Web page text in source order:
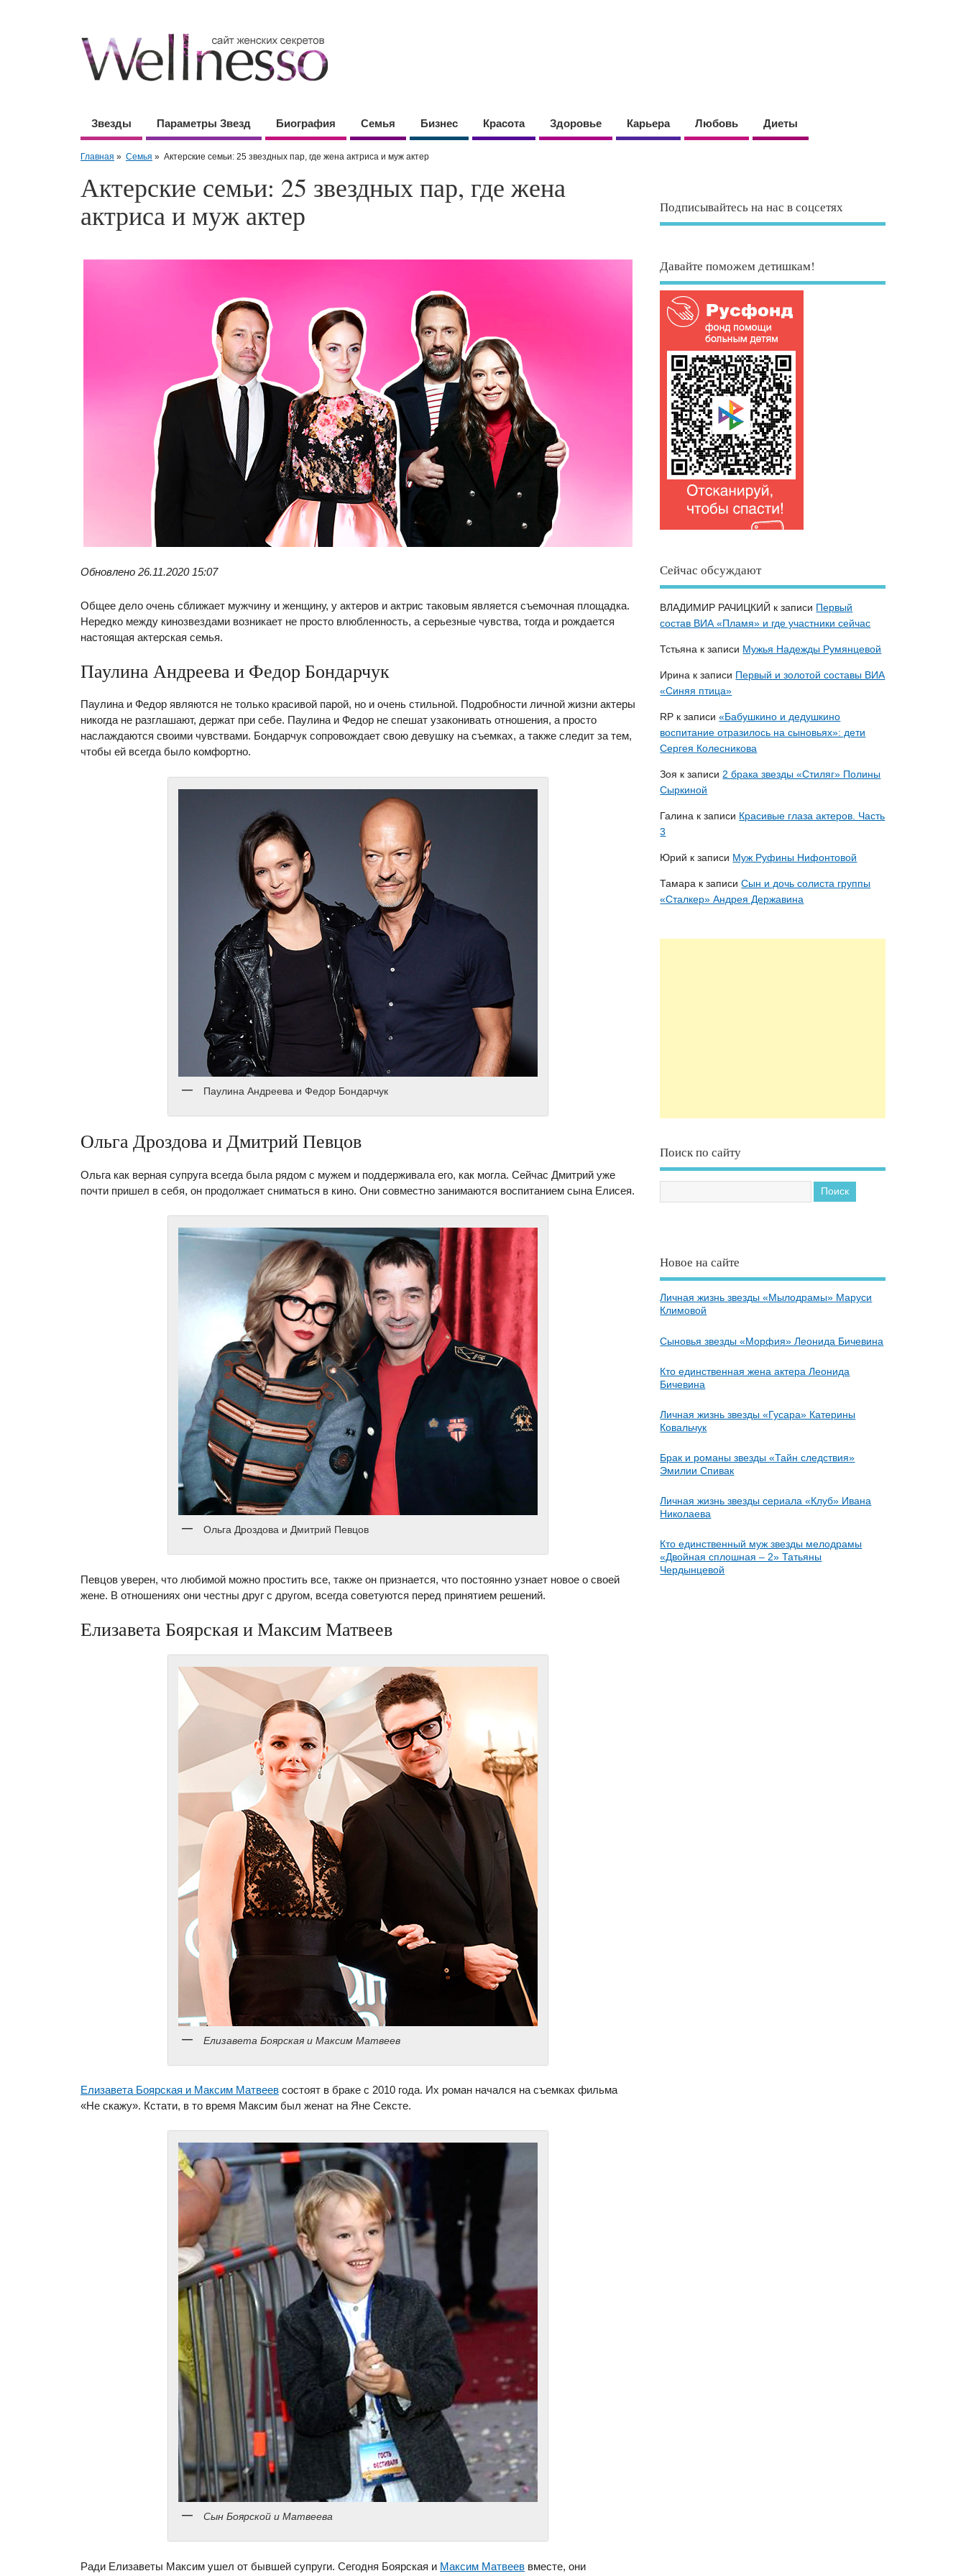
Звезды Параметры Звезд Биография Семья Бизнес Красота Здоровье Карьера Любовь Диеты
Главная » Семья » Актерские семьи: 25 звездных пар, где жена актриса и муж актер
Актерские семьи: 25 звездных пар, где жена
актриса и муж актер
Обновлено 26.11.2020 15:07
Общее дело очень сближает мужчину и женщину, у актеров и актрис таковым является съемочная площадка.
Нередко между кинозвездами возникает не просто влюбленность, а серьезные чувства, тогда и рождается
настоящая актерская семья.
Паулина Андреева и Федор Бондарчук
Паулина и Федор являются не только красивой парой, но и очень стильной. Подробности личной жизни актеры
никогда не разглашают, держат при себе. Паулина и Федор не спешат узаконивать отношения, а просто
наслаждаются своими чувствами. Бондарчук сопровождает свою девушку на съемках, а также следит за тем,
чтобы ей всегда было комфортно.
Паулина Андреева и Федор Бондарчук
Ольга Дроздова и Дмитрий Певцов
Ольга как верная супруга всегда была рядом с мужем и поддерживала его, как могла. Сейчас Дмитрий уже
почти пришел в себя, он продолжает сниматься в кино. Они совместно занимаются воспитанием сына Елисея.
Ольга Дроздова и Дмитрий Певцов
Певцов уверен, что любимой можно простить все, также он признается, что постоянно узнает новое о своей
жене. В отношениях они честны друг с другом, всегда советуются перед принятием решений.
Елизавета Боярская и Максим Матвеев
Елизавета Боярская и Максим Матвеев
Елизавета Боярская и Максим Матвеев состоят в браке с 2010 года. Их роман начался на съемках фильма
«Не скажу». Кстати, в то время Максим был женат на Яне Сексте.
Сын Боярской и Матвеева
Ради Елизаветы Максим ушел от бывшей супруги. Сегодня Боярская и Максим Матвеев вместе, они
Подписывайтесь на нас в соцсетях
Давайте поможем детишкам!
Сейчас обсуждают
ВЛАДИМИР РАЧИЦКИЙ к записи Первый
состав ВИА «Пламя» и где участники сейчас
Тстьяна к записи Мужья Надежды Румянцевой
Ирина к записи Первый и золотой составы ВИА
«Синяя птица»
RP к записи«Бабушкино и дедушкино
воспитание отразилось на сыновьях»: дети
Сергея Колесникова
Зоя к записи 2 брака звезды «Стиляг» Полины
Сыркиной
Галина к записи Красивые глаза актеров. Часть
3
Юрий к записи Муж Руфины Нифонтовой
Тамара к записиСын и дочь солиста группы
«Сталкер» Андрея Державина
Поиск по сайту
Новое на сайте
Личная жизнь звезды «Мылодрамы» Маруси
Климовой
Сыновья звезды «Морфия» Леонида Бичевина
Кто единственная жена актера Леонида
Бичевина
Личная жизнь звезды «Гусара» Катерины
Ковальчук
Брак и романы звезды «Тайн следствия»
Эмилии Спивак
Личная жизнь звезды сериала «Клуб» Ивана
Николаева
Кто единственный муж звезды мелодрамы
«Двойная сплошная – 2» Татьяны
Чердынцевой